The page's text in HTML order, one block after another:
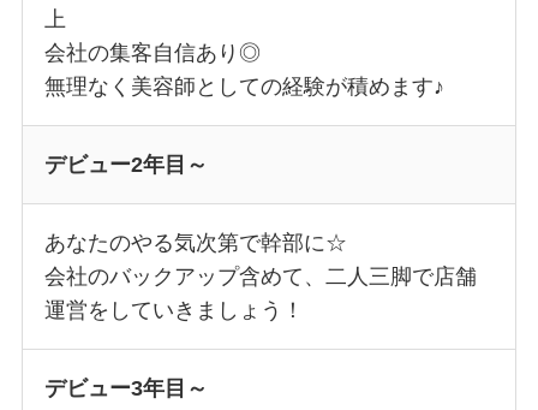
上
会社の集客自信あり◎
無理なく美容師としての経験が積めます♪
デビュー2年目～
あなたのやる気次第で幹部に☆
会社のバックアップ含めて、二人三脚で店舗
運営をしていきましょう！
デビュー3年目～